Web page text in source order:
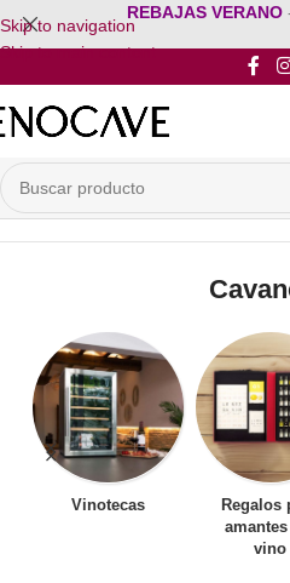
Skip to navigation
Skip to main content
REBAJAS VERANO
Inicio/Por Marca/Cavanova
Vinotecas
Regalos
amantes
vino